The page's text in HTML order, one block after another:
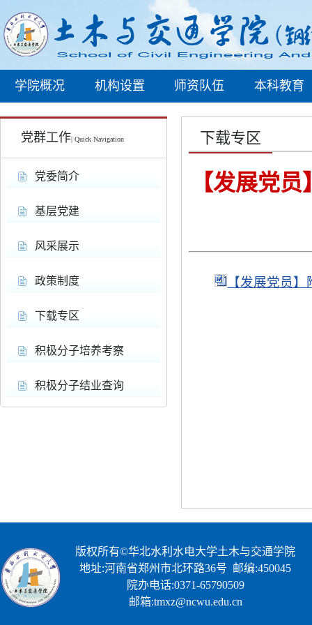
学院概况 机构设置 师资队伍 本科教育
党群工作| Quick Navigation
党委简介
基层党建
风采展示
政策制度
下载专区
积极分子培养考察
积极分子结业查询
下载专区
【发展党
【发展党员
版权所有©华北水利水电大学土木与交通学院
地址:河南省郑州市北环路36号 邮编:450045
院办电话:0371-65790509
邮箱:tmxz@ncwu.edu.cn